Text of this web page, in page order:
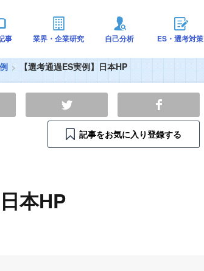
事 業界・企業研究 自己分析 ES・選考対策
【選考通過ES実例】日本HP
記事をお気に入り登録する
本HP